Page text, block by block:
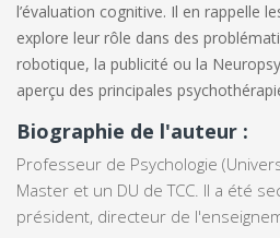
l’évaluation cognitive. Il en rappelle
explore leur rôle dans des
robotique, la publicité ou la
aperçu des principales
Biographie de l'auteur :
Professeur de Psychologie
Master et un DU de TCC. Il a été
président, directeur de